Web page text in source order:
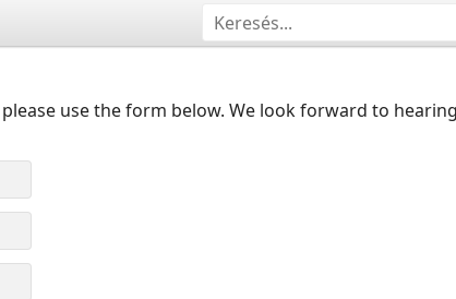
use the form below. We look forward to